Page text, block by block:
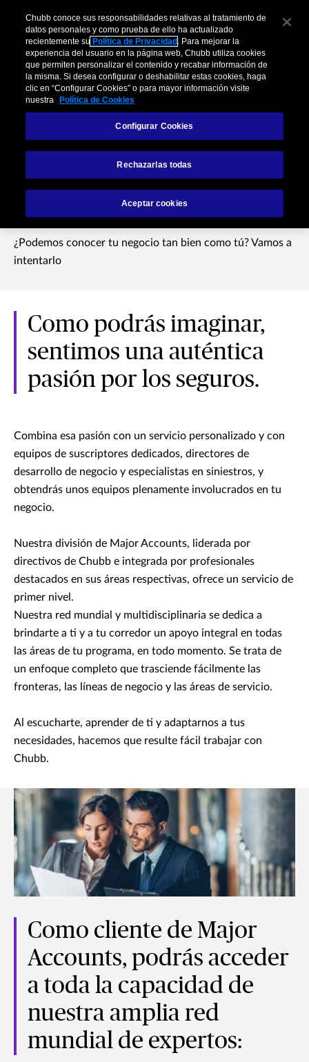
Liderazgo y
experiencia
¿Podemos conocer tu negocio tan bien como tú? Vamos a
intentarlo
Como podrás imaginar,
sentimos una auténtica
pasión por los seguros.
Combina esa pasión con un servicio personalizado y con
equipos de suscriptores dedicados, directores de
desarrollo de negocio y especialistas en siniestros, y
obtendrás unos equipos plenamente involucrados en tu
negocio.
Nuestra división de Major Accounts, liderada por
directivos de Chubb e integrada por profesionales
destacados en sus áreas respectivas, ofrece un servicio de
primer nivel.
Nuestra red mundial y multidisciplinaria se dedica a
brindarte a ti y a tu corredor un apoyo integral en todas
las áreas de tu programa, en todo momento. Se trata de
un enfoque completo que trasciende fácilmente las
fronteras, las líneas de negocio y las áreas de servicio.
Al escucharte, aprender de ti y adaptarnos a tus
necesidades, hacemos que resulte fácil trabajar con
Chubb.
Como cliente de Major
Accounts, podrás acceder
a toda la capacidad de
nuestra amplia red
mundial de expertos:
Chubb conoce sus responsabilidades relativas al tratamiento de
datos personales y como prueba de ello ha actualizado
recientemente su Política de Privacidad . Para mejorar la
experiencia del usuario en la página web, Chubb utiliza cookies
que permiten personalizar el contenido y recabar información de
la misma. Si desea configurar o deshabilitar estas cookies, haga
clic en “Configurar Cookies” o para mayor información visite
nuestra
Política de Cookies
Configurar Cookies
Rechazarlas todas
Aceptar cookies